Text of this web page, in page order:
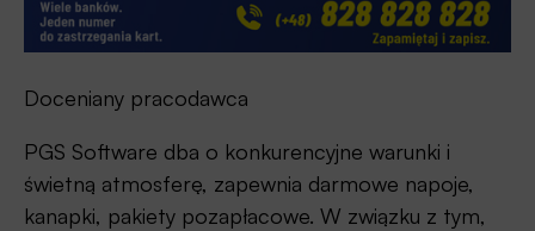
Doceniany pracodawca
PGS Software dba o konkurencyjne warunki i
świetną atmosferę, zapewnia darmowe napoje,
kanapki, pakiety pozapłacowe. W związku z tym,